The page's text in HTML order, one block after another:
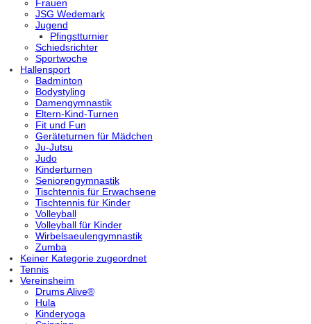
Frauen
JSG Wedemark
Jugend
Pfingstturnier
Schiedsrichter
Sportwoche
Hallensport
Badminton
Bodystyling
Damengymnastik
Eltern-Kind-Turnen
Fit und Fun
Geräteturnen für Mädchen
Ju-Jutsu
Judo
Kinderturnen
Seniorengymnastik
Tischtennis für Erwachsene
Tischtennis für Kinder
Volleyball
Volleyball für Kinder
Wirbelsaeulengymnastik
Zumba
Keiner Kategorie zugeordnet
Tennis
Vereinsheim
Drums Alive®
Hula
Kinderyoga